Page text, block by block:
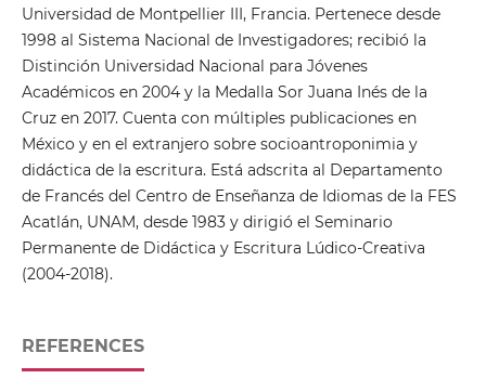
Universidad de Montpellier III, Francia. Pertenece desde
1998 al Sistema Nacional de Investigadores; recibió la
Distinción Universidad Nacional para Jóvenes
Académicos en 2004 y la Medalla Sor Juana Inés de la
Cruz en 2017. Cuenta con múltiples publicaciones en
México y en el extranjero sobre socioantroponimia y
didáctica de la escritura. Está adscrita al Departamento
de Francés del Centro de Enseñanza de Idiomas de la FES
Acatlán, UNAM, desde 1983 y dirigió el Seminario
Permanente de Didáctica y Escritura Lúdico-Creativa
(2004-2018).
REFERENCES